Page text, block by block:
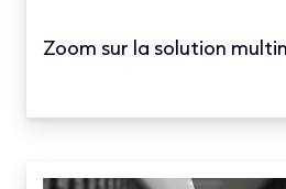
Zoom sur la solution